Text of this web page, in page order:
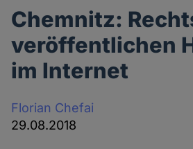
Chemnitz:
veröffentlichen
im Internet
Florian Chefai
29.08.2018